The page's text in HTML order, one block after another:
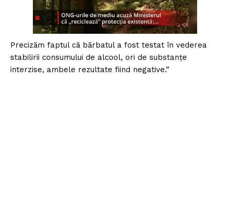
Precizăm faptul că bărbatul a fost testat în vederea
stabilirii consumului de alcool, ori de substanțe
interzise, ambele rezultate fiind negative.”